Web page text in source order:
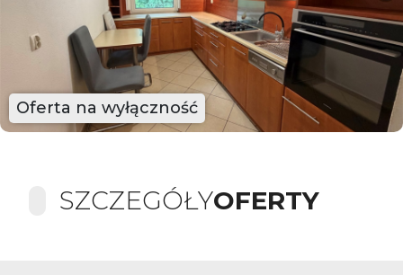
Oferta na wyłączność
SZCZEGÓŁYOFERTY